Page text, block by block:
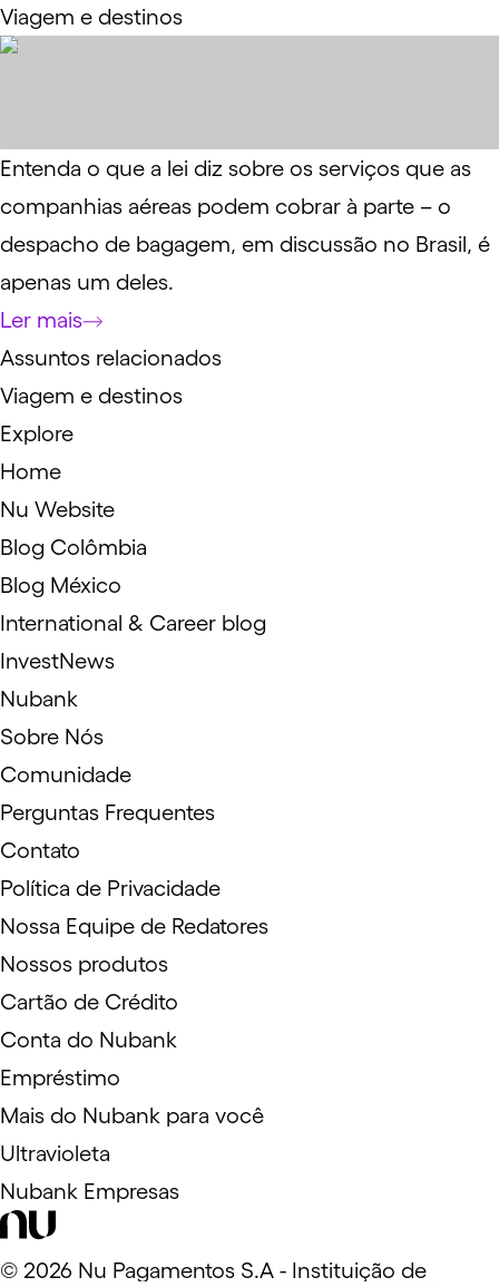
Viagem e destinos
Entenda o que a lei diz sobre os serviços que as
companhias aéreas podem cobrar à parte – o
despacho de bagagem, em discussão no Brasil, é
apenas um deles.
Ler mais
Assuntos relacionados
Viagem e destinos
Explore
Home
Nu Website
Blog Colômbia
Blog México
International & Career blog
InvestNews
Nubank
Sobre Nós
Comunidade
Perguntas Frequentes
Contato
Política de Privacidade
Nossa Equipe de Redatores
Nossos produtos
Cartão de Crédito
Conta do Nubank
Empréstimo
Mais do Nubank para você
Ultravioleta
Nubank Empresas
© 2026 Nu Pagamentos S.A - Instituição de